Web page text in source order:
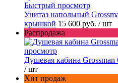
Быстрый просмотр
Унитаз напольный
крышкой 15 600 руб. / шт
Распродажа
просмотр
Душевая кабина
/ шт
Хит продаж